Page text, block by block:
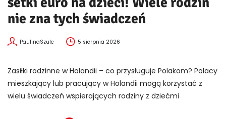
nie zna tych świadczeń
PaulinaSzulc 5 sierpnia 2026
Zasiłki rodzinne w Holandii – co przysługuje Polakom? Polacy
mieszkający lub pracujący w Holandii mogą korzystać z
wielu świadczeń wspierających rodziny z dziećmi